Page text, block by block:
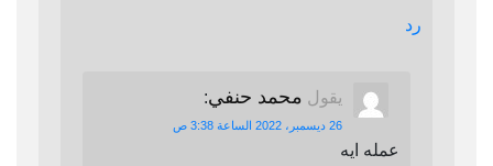
رد
يقول محمد حنفي:
26 ديسمبر، 2022 الساعة 3:38 ص
عمله ايه